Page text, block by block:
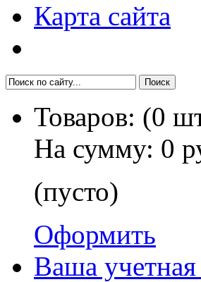
Карта сайта
Товаров: (0
На сумму: 0
(пусто)
Оформить
Ваша учетная